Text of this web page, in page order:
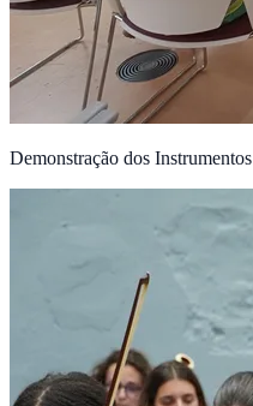
Demonstração dos Instrumentos